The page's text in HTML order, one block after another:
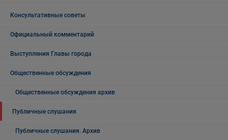
Консультативные советы
Официальный комментарий
Выступления Главы города
Общественные обсуждения
Общественные обсуждения архив
Публичные слушания
Публичные слушания. Архив